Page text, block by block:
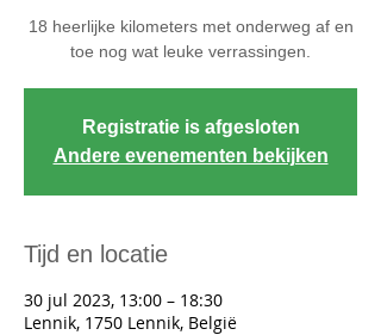
18 heerlijke kilometers met onderweg af en
toe nog wat leuke verrassingen.
Registratie is afgesloten
Andere evenementen bekijken
Tijd en locatie
30 jul 2023, 13:00 – 18:30
Lennik, 1750 Lennik, België